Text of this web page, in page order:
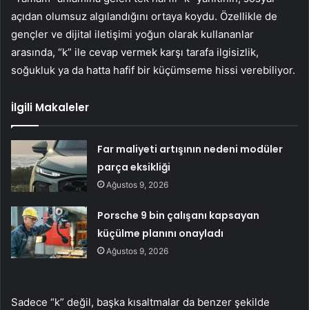
açıdan olumsuz algılandığını ortaya koydu. Özellikle de
gençler ve dijital iletişimi yoğun olarak kullananlar
arasında, “k” ile cevap vermek karşı tarafa ilgisizlik,
soğukluk ya da hatta hafif bir küçümseme hissi verebiliyor.
İlgili Makaleler
Far maliyeti artışının nedeni modüler
parça eksikliği
Ağustos 9, 2026
Porsche 9 bin çalışanı kapsayan
küçülme planını onayladı
Ağustos 9, 2026
Sadece “k” değil, başka kısaltmalar da benzer şekilde